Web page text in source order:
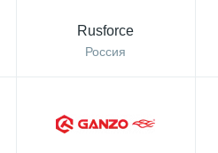
Rusforce
Россия